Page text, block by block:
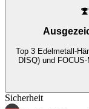
Top 3 Edelmetall-
DISQ) und
Sicherheit